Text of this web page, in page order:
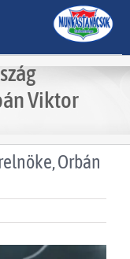
Viktor
Orbán